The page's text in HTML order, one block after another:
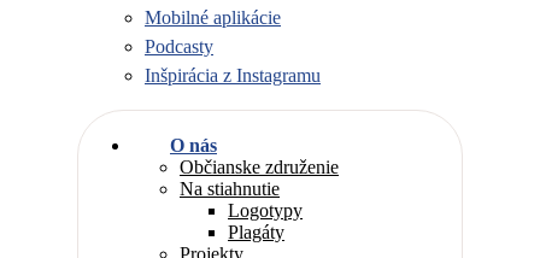
Mobilné aplikácie
Podcasty
Inšpirácia z Instagramu
O nás
Občianske združenie
Na stiahnutie
Logotypy
Plagáty
Projekty